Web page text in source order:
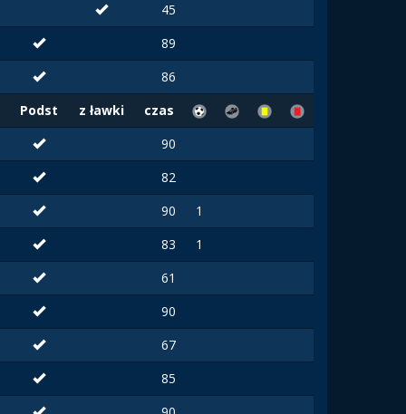
45
89
86
Podst
z ławki
czas
90
82
90
1
83
1
61
90
67
85